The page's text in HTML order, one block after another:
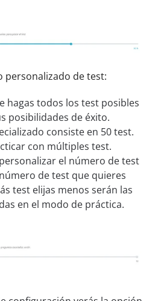
personalizado de test:
hagas todos los test posibles
posibilidades de éxito.
consiste en 50 test.
con múltiples test.
el número de test
de test que quieres
test elijas menos serán las
en el modo de práctica.